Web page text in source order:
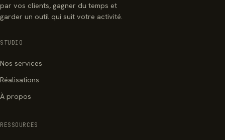
par vos clients, gagner du temps et
garder un outil qui suit votre activité.
STUDIO
Nos services
Réalisations
À propos
RESSOURCES